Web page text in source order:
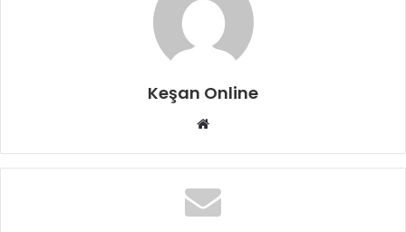
Keşan Online
Web